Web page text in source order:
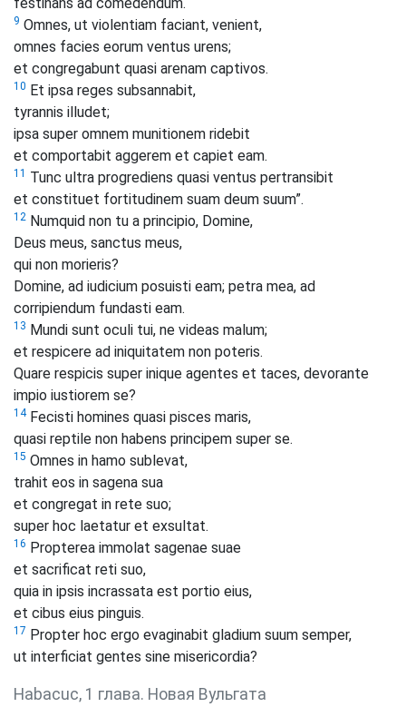
festinans ad comedendum.
9 Omnes, ut violentiam faciant, venient,
omnes facies eorum ventus urens;
et congregabunt quasi arenam captivos.
10 Et ipsa reges subsannabit,
tyrannis illudet;
ipsa super omnem munitionem ridebit
et comportabit aggerem et capiet eam.
11 Tunc ultra progrediens quasi ventus pertransibit
et constituet fortitudinem suam deum suum”.
12 Numquid non tu a principio, Domine,
Deus meus, sanctus meus,
qui non morieris?
Domine, ad iudicium posuisti eam; petra mea, ad
corripiendum fundasti eam.
13 Mundi sunt oculi tui, ne videas malum;
et respicere ad iniquitatem non poteris.
Quare respicis super inique agentes et taces, devorante
impio iustiorem se?
14Fecisti homines quasi pisces maris,
quasi reptile non habens principem super se.
15 Omnes in hamo sublevat,
trahit eos in sagena sua
et congregat in rete suo;
super hoc laetatur et exsultat.
16 Propterea immolat sagenae suae
et sacrificat reti suo,
quia in ipsis incrassata est portio eius,
et cibus eius pinguis.
17 Propter hoc ergo evaginabit gladium suum semper,
ut interficiat gentes sine misericordia?
Habacuc, 1 глава. Новая Вульгата